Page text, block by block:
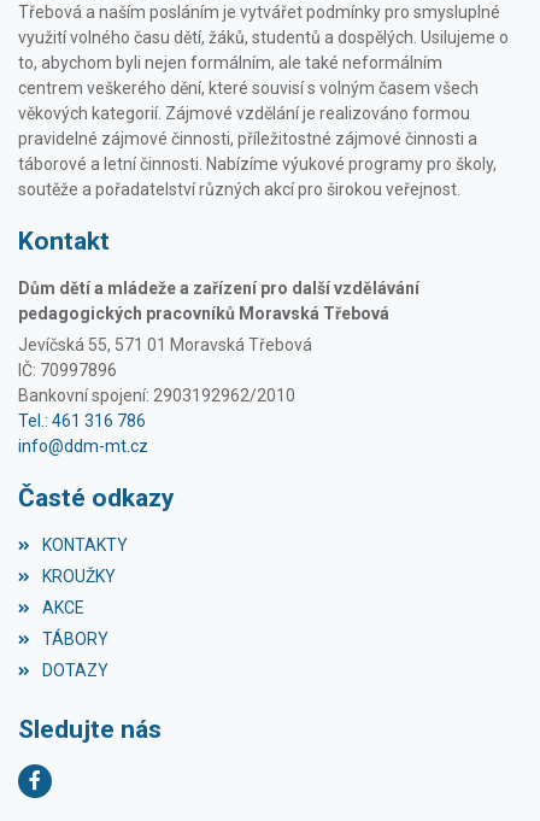
Třebová a naším posláním je vytvářet podmínky pro smysluplné
využití volného času dětí, žáků, studentů a dospělých. Usilujeme o
to, abychom byli nejen formálním, ale také neformálním
centrem veškerého dění, které souvisí s volným časem všech
věkových kategorií. Zájmové vzdělání je realizováno formou
pravidelné zájmové činnosti, příležitostné zájmové činnosti a
táborové a letní činnosti. Nabízíme výukové programy pro školy,
soutěže a pořadatelství různých akcí pro širokou veřejnost.
Kontakt
Dům dětí a mládeže a zařízení pro další vzdělávání
pedagogických pracovníků Moravská Třebová
Jevíčská 55, 571 01 Moravská Třebová
IČ: 70997896
Bankovní spojení: 2903192962/2010
Tel.: 461 316 786
info@ddm-mt.cz
Časté odkazy
KONTAKTY
KROUŽKY
AKCE
TÁBORY
DOTAZY
Sledujte nás